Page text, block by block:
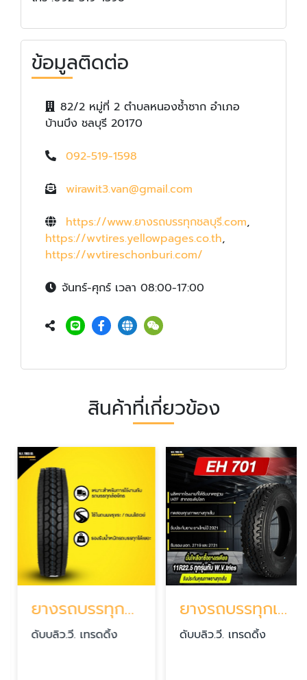
ข้อมูลติดต่อ
82/2 หมู่ที่ 2 ตำบลหนองซ้ำซาก อำเภอ
บ้านบึง ชลบุรี 20170
092-519-1598
wirawit3.van@gmail.com
https://www.ยางรถบรรทุกชลบุรี.com,
https://wvtires.yellowpages.co.th,
https://wvtireschonburi.com/
จันทร์-ศุกร์ เวลา 08:00-17:00
สินค้าที่เกี่ยวข้อง
ยางรถบรรทุกยี่ห้อไหนดี
ดับบลิว.วี. เทรดดิ้ง
ยางรถบรรทุกเรเดียลราคาถูก
ดับบลิว.วี. เทรดดิ้ง